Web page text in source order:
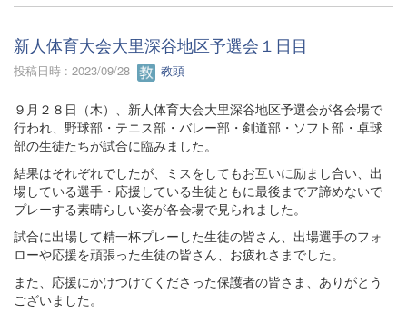
新人体育大会大里深谷地区予選会１日目
投稿日時 : 2023/09/28 教頭
９月２８日（木）、新人体育大会大里深谷地区予選会が各会場で
行われ、野球部・テニス部・バレー部・剣道部・ソフト部・卓球
部の生徒たちが試合に臨みました。
結果はそれぞれでしたが、ミスをしてもお互いに励まし合い、出
場している選手・応援している生徒ともに最後までア諦めないで
プレーする素晴らしい姿が各会場で見られました。
試合に出場して精一杯プレーした生徒の皆さん、出場選手のフォ
ローや応援を頑張った生徒の皆さん、お疲れさまでした。
また、応援にかけつけてくださった保護者の皆さま、ありがとう
ございました。